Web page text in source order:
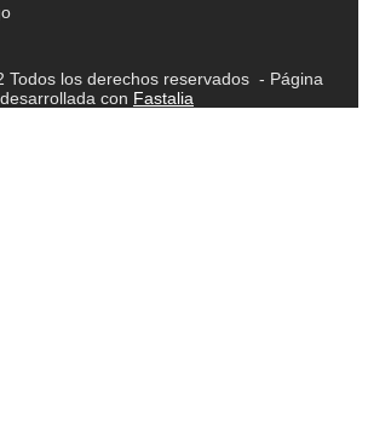
Todos los derechos reservados - Página
desarrollada con Fastalia